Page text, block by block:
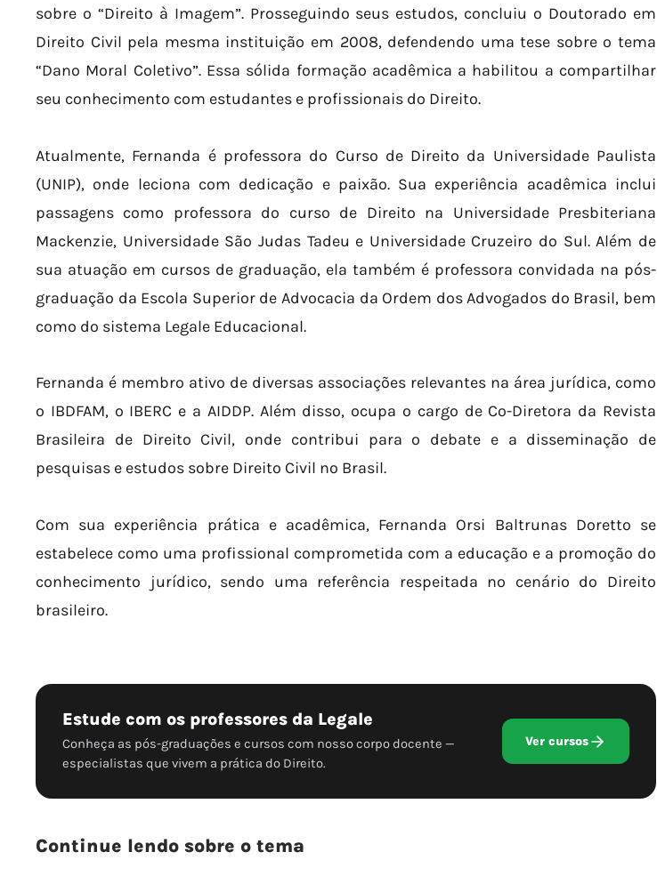
sobre o “Direito à Imagem”. Prosseguindo seus estudos, concluiu o Doutorado em
Direito Civil pela mesma instituição em 2008, defendendo uma tese sobre o tema
“Dano Moral Coletivo”. Essa sólida formação acadêmica a habilitou a compartilhar
seu conhecimento com estudantes e profissionais do Direito.
Atualmente, Fernanda é professora do Curso de Direito da Universidade Paulista
(UNIP), onde leciona com dedicação e paixão. Sua experiência acadêmica inclui
passagens como professora do curso de Direito na Universidade Presbiteriana
Mackenzie, Universidade São Judas Tadeu e Universidade Cruzeiro do Sul. Além de
sua atuação em cursos de graduação, ela também é professora convidada na pós-
graduação da Escola Superior de Advocacia da Ordem dos Advogados do Brasil, bem
como do sistema Legale Educacional.
Fernanda é membro ativo de diversas associações relevantes na área jurídica, como
o IBDFAM, o IBERC e a AIDDP. Além disso, ocupa o cargo de Co-Diretora da Revista
Brasileira de Direito Civil, onde contribui para o debate e a disseminação de
pesquisas e estudos sobre Direito Civil no Brasil.
Com sua experiência prática e acadêmica, Fernanda Orsi Baltrunas Doretto se
estabelece como uma profissional comprometida com a educação e a promoção do
conhecimento jurídico, sendo uma referência respeitada no cenário do Direito
brasileiro.
Estude com os professores da Legale
Conheça as pós-graduações e cursos com nosso corpo docente —
especialistas que vivem a prática do Direito.
Ver cursos
Continue lendo sobre o tema